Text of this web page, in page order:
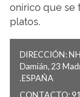
onírico que se
platos.
DIRECCIÓN:
Damián, 23
.ESPAÑA
CONTACTO: